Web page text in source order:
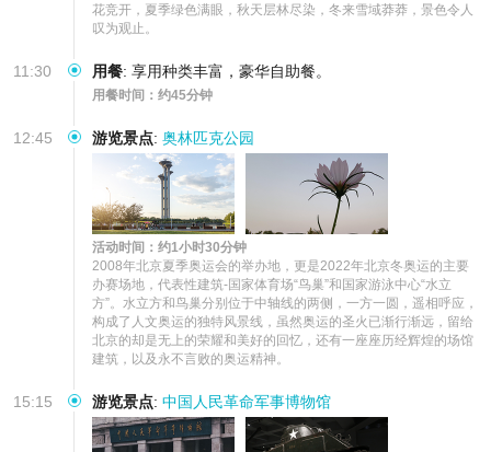
花竞开，夏季绿色满眼，秋天层林尽染，冬来雪域莽莽，景色令人
叹为观止。
11:30 用餐: 享用种类丰富，豪华自助餐。
用餐时间：约45分钟
12:45 游览景点: 奥林匹克公园
活动时间：约1小时30分钟
2008年北京夏季奥运会的举办地，更是2022年北京冬奥运的主要
办赛场地，代表性建筑-国家体育场“鸟巢”和国家游泳中心“水立
方”。水立方和鸟巢分别位于中轴线的两侧，一方一圆，遥相呼应，
构成了人文奥运的独特风景线，虽然奥运的圣火已渐行渐远，留给
北京的却是无上的荣耀和美好的回忆，还有一座座历经辉煌的场馆
建筑，以及永不言败的奥运精神。
15:15 游览景点: 中国人民革命军事博物馆